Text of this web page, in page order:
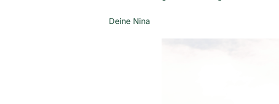
Deine Nina